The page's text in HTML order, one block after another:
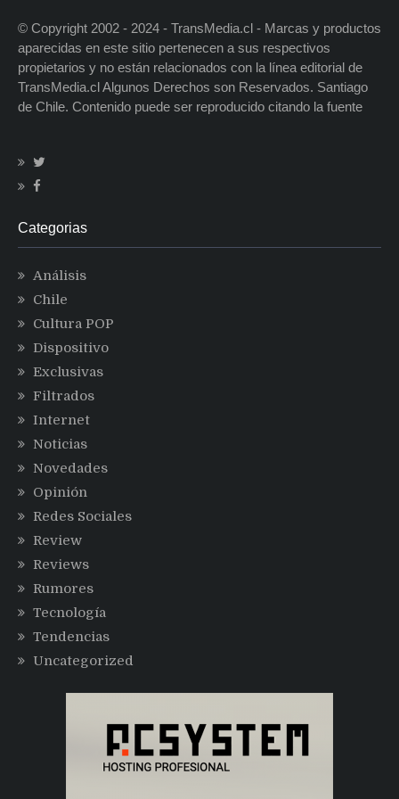
© Copyright 2002 - 2024 - TransMedia.cl - Marcas y productos
aparecidas en este sitio pertenecen a sus respectivos
propietarios y no están relacionados con la línea editorial de
TransMedia.cl Algunos Derechos son Reservados. Santiago
de Chile. Contenido puede ser reproducido citando la fuente
Categorias
Análisis
Chile
Cultura POP
Dispositivo
Exclusivas
Filtrados
Internet
Noticias
Novedades
Opinión
Redes Sociales
Review
Reviews
Rumores
Tecnología
Tendencias
Uncategorized